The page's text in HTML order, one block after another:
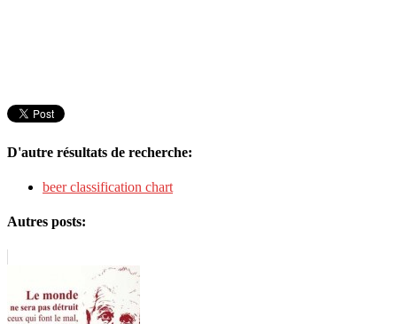
D'autre résultats de recherche:
beer classification chart
Autres posts: